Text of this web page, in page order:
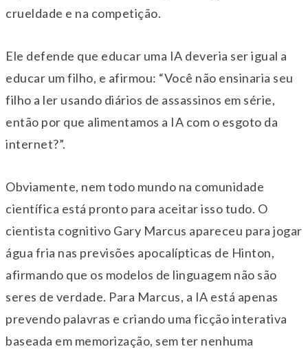
crueldade e na competição.
Ele defende que educar uma IA deveria ser igual a
educar um filho, e afirmou: “Você não ensinaria seu
filho a ler usando diários de assassinos em série,
então por que alimentamos a IA com o esgoto da
internet?”.
Obviamente, nem todo mundo na comunidade
científica está pronto para aceitar isso tudo. O
cientista cognitivo Gary Marcus apareceu para jogar
água fria nas previsões apocalípticas de Hinton,
afirmando que os modelos de linguagem não são
seres de verdade. Para Marcus, a IA está apenas
prevendo palavras e criando uma ficção interativa
baseada em memorização, sem ter nenhuma